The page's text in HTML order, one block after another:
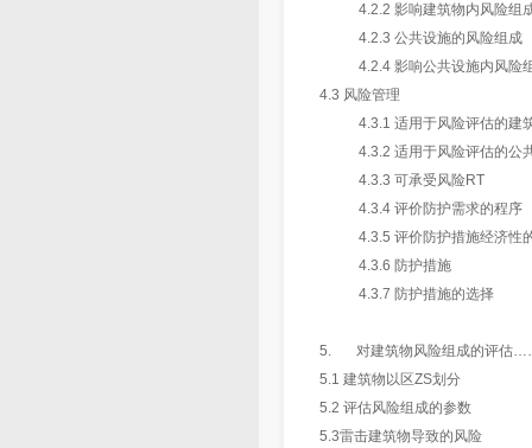
4.2.2 影响建筑物内风险组
4.2.3 公共设施的风险组成
4.2.4 影响公共设施内风险
4.3 风险管理
4.3.1 适用于风险评估的建
4.3.2 适用于风险评估的公
4.3.3 可承受风险RT
4.3.4 评价防护需求的程序
4.3.5 评价防护措施经济性
4.3.6 防护措施
4.3.7 防护措施的选择
5. 对建筑物风险组成
5.1 建筑物以区ZS划分
5.2 评估风险组成的参数
5.3雷击建筑物导致的风险